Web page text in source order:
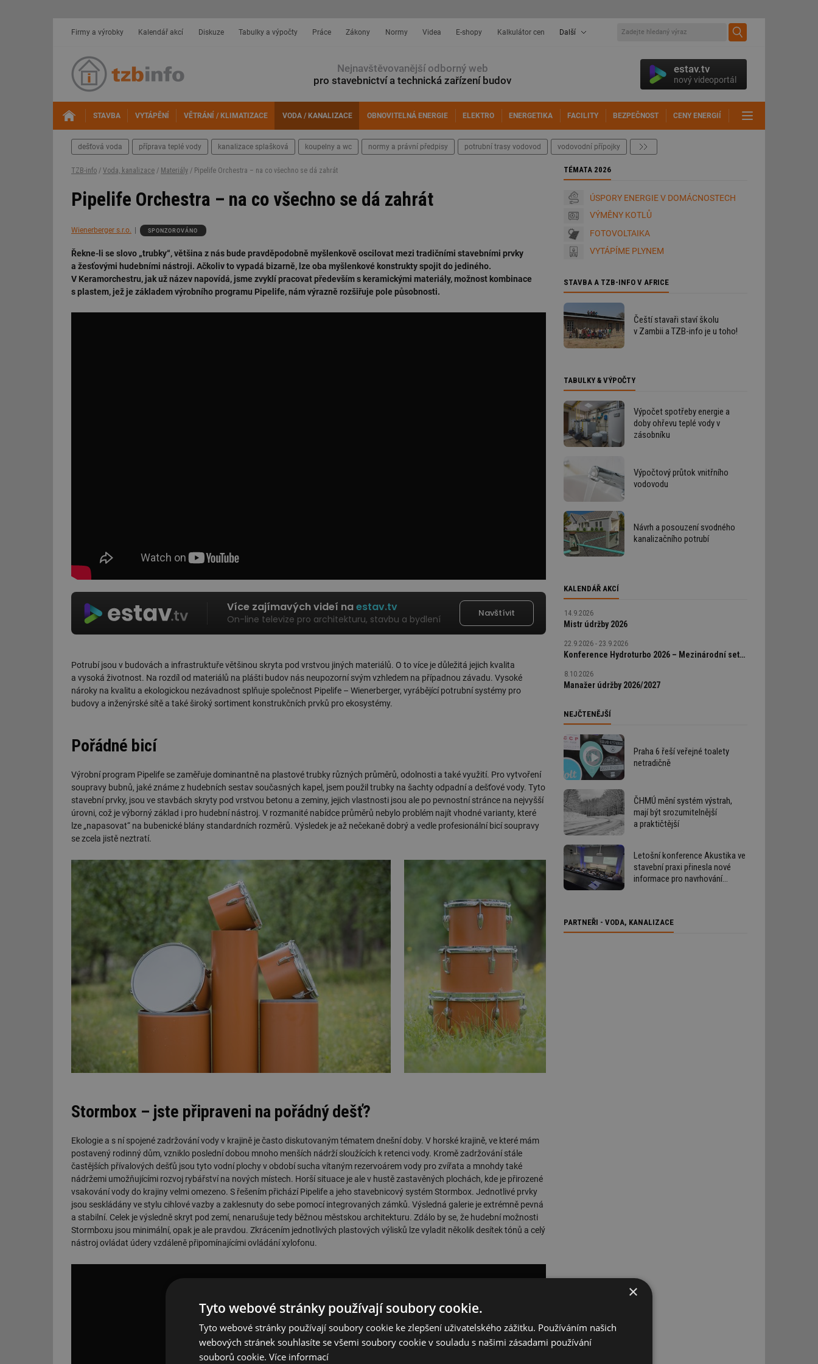
Firmy a výrobky Kalendář akcí Diskuze Tabulky a výpočty Práce Zákony Normy Videa E-shopy Kalkulátor cen Další
Nejnavštěvovanější odborný web
pro stavebnictví a technická zařízení budov
estav.tv
nový videoportál
STAVBA VYTÁPĚNÍ VĚTRÁNÍ / KLIMATIZACE VODA / KANALIZACE OBNOVITELNÁ ENERGIE ELEKTRO ENERGETIKA FACILITY BEZPEČNOST CENY ENERGIÍ
dešťová voda příprava teplé vody kanalizace splašková koupelny a wc normy a právní předpisy potrubní trasy vodovod vodovodní přípojky
TZB-info / Voda, kanalizace / Materiály / Pipelife Orchestra – na co všechno se dá zahrát
Pipelife Orchestra – na co všechno se dá zahrát
Wienerberger s.r.o. SPONZOROVÁNO
Řekne-li se slovo „trubky“, většina z nás bude pravděpodobně myšlenkově oscilovat mezi tradičními stavebními prvky
a žesťovými hudebními nástroji. Ačkoliv to vypadá bizarně, lze oba myšlenkové konstrukty spojit do jediného.
V Keramorchestru, jak už název napovídá, jsme zvyklí pracovat především s keramickými materiály, možnost kombinace
s plastem, jež je základem výrobního programu Pipelife, nám výrazně rozšiřuje pole působnosti.
Více zajímavých videí naestav.tv
On-line televize pro architekturu, stavbu a bydlení
Navštívit
Potrubí jsou v budovách a infrastruktuře většinou skryta pod vrstvou jiných materiálů. O to více je důležitá jejich kvalita
a vysoká životnost. Na rozdíl od materiálů na plášti budov nás neupozorní svým vzhledem na případnou závadu. Vysoké
nároky na kvalitu a ekologickou nezávadnost splňuje společnost Pipelife – Wienerberger, vyrábějící potrubní systémy pro
budovy a inženýrské sítě a také široký sortiment konstrukčních prvků pro ekosystémy.
Pořádné bicí
Výrobní program Pipelife se zaměřuje dominantně na plastové trubky různých průměrů, odolnosti a také využití. Pro vytvoření
soupravy bubnů, jaké známe z hudebních sestav současných kapel, jsem použil trubky na šachty odpadní a dešťové vody. Tyto
stavební prvky, jsou ve stavbách skryty pod vrstvou betonu a zeminy, jejich vlastnosti jsou ale po pevnostní stránce na nejvyšší
úrovni, což je výborný základ i pro hudební nástroj. V rozmanité nabídce průměrů nebylo problém najít vhodné varianty, které
lze „napasovat“ na bubenické blány standardních rozměrů. Výsledek je až nečekaně dobrý a vedle profesionální bicí soupravy
se zcela jistě neztratí.
Stormbox – jste připraveni na pořádný dešť?
Ekologie a s ní spojené zadržování vody v krajině je často diskutovaným tématem dnešní doby. V horské krajině, ve které mám
postavený rodinný dům, vzniklo poslední dobou mnoho menších nádrží sloužících k retenci vody. Kromě zadržování stále
častějších přívalových dešťů jsou tyto vodní plochy v období sucha vítaným rezervoárem vody pro zvířata a mnohdy také
nádržemi umožňujícími rozvoj rybářství na nových místech. Horší situace je ale v hustě zastavěných plochách, kde je přirozené
vsakování vody do krajiny velmi omezeno. S řešením přichází Pipelife a jeho stavebnicový systém Stormbox. Jednotlivé prvky
jsou seskládány ve stylu cihlové vazby a zaklesnuty do sebe pomocí integrovaných zámků. Výsledná galerie je extrémně pevná
a stabilní. Celek je výsledně skryt pod zemí, nenarušuje tedy běžnou městskou architekturu. Zdálo by se, že hudební možnosti
Stormboxu jsou minimální, opak je ale pravdou. Zkrácením jednotlivých plastových výlisků lze vyladit několik desítek tónů a celý
nástroj ovládat údery vzdáleně připomínajícími ovládání xylofonu.
TÉMATA 2026
ÚSPORY ENERGIE V DOMÁCNOSTECH
VÝMĚNY KOTLŮ
FOTOVOLTAIKA
VYTÁPÍME PLYNEM
STAVBA A TZB-INFO V AFRICE
Čeští stavaři staví školu
v Zambii a TZB-info je u toho!
TABULKY & VÝPOČTY
Výpočet spotřeby energie a
doby ohřevu teplé vody v
zásobníku
Výpočtový průtok vnitřního
vodovodu
Návrh a posouzení svodného
kanalizačního potrubí
KALENDÁŘ AKCÍ
14.9.2026
Mistr údržby 2026
22.9.2026 - 23.9.2026
Konference Hydroturbo 2026 – Mezinárodní setkání odborníků na hydroenergetiku
8.10.2026
Manažer údržby 2026/2027
NEJČTENĚJŠÍ
Praha 6 řeší veřejné toalety
netradičně
ČHMÚ mění systém výstrah,
mají být srozumitelnější
a praktičtější
Letošní konference Akustika ve
stavební praxi přinesla nové
informace pro navrhování
PARTNEŘI - VODA, KANALIZACE
×
Tyto webové stránky používají soubory cookie.
Tyto webové stránky používají soubory cookie ke zlepšení uživatelského zážitku. Používáním našich
webových stránek souhlasíte se všemi soubory cookie v souladu s našimi zásadami používání
souborů cookie. Více informací